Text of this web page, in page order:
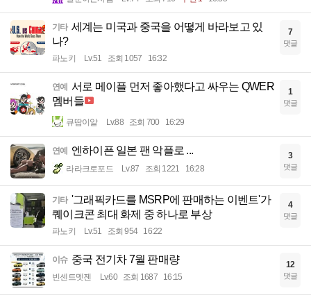
기타 세계는 미국과 중국을 어떻게 바라보고 있
나?
파노키 Lv.51 조회 1057 16:32
7
댓글
연예
서로 메이플 먼저 좋아했다고 싸우는 QWER
멤버들
큐땁이알 Lv.88 조회 700 16:29
1
댓글
연예 엔하이픈 일본 팬 악플로 ...
라라크로포드 Lv.87 조회 1221 16:28
3
댓글
기타 '그래픽카드를 MSRP에 판매하는 이벤트'가
퀘이크콘 최대 화제 중 하나로 부상
파노키 Lv.51 조회 954 16:22
4
댓글
이슈 중국 전기차 7월 판매량
빈센트멧젠 Lv.60 조회 1687 16:15
12
댓글